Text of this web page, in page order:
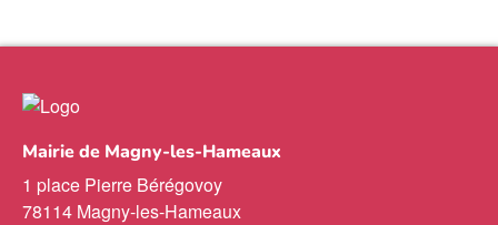
Mairie de Magny-les-Hameaux
1 place Pierre Bérégovoy
78114 Magny-les-Hameaux